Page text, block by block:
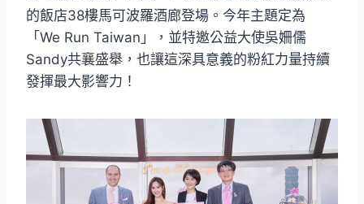
的飯店38樓馬可波羅酒廊登場。今年主題定為
「We Run Taiwan」，並特邀公益大使吳姍儒
Sandy共襄盛舉，也讓這深具意義的粉紅力量持續
發揮最大影響力！